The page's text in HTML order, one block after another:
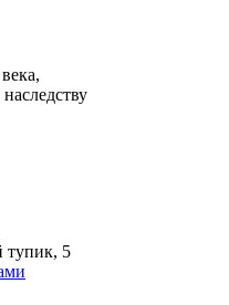
тупик, 5